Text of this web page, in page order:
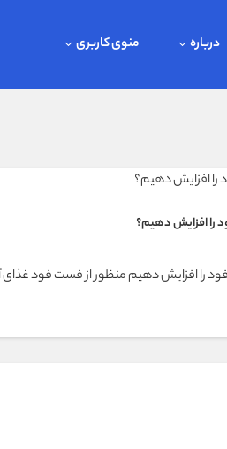
درباره منوی کاربری
را افزايش دهيم؟
را افزايش دهيم منظور از فست فود غذای